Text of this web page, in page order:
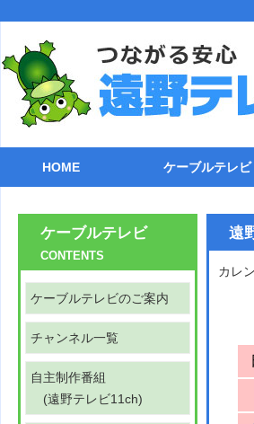
HOME ケーブルテレビ
ケーブルテレビ
CONTENTS
ケーブルテレビのご案内
チャンネル一覧
自主制作番組
(遠野テレビ11ch)
遠
カレ